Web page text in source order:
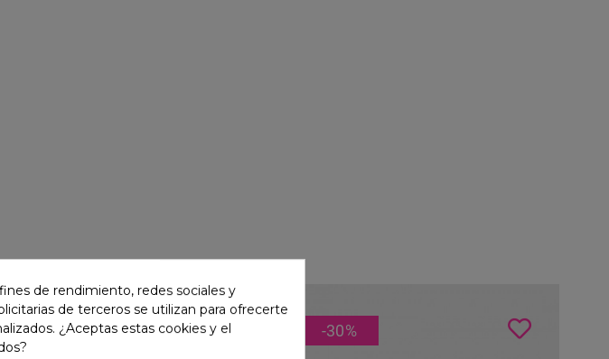
-30% -30%
de rendimiento, redes sociales y
de terceros se utilizan para ofrecerte
¿Aceptas estas cookies y el